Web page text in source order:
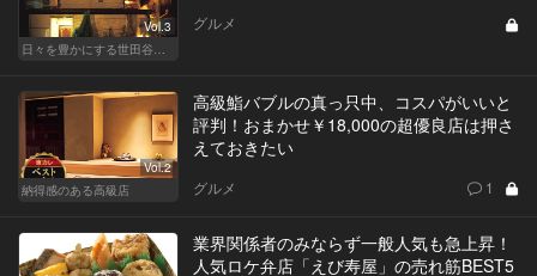
Vol.3
日々を豊かにする世田谷の話題店
グルメ
Vol.2
納得感のある高級店
高級鮨バブルの真っ只中、コスパがいいと
評判！おまかせ￥18,000の超優良店は押さ
えておきたい
グルメ 1
業界関係者のみならず一般人気も急上昇！
人気ロケ弁店「えび寿屋」の売れ筋BEST5